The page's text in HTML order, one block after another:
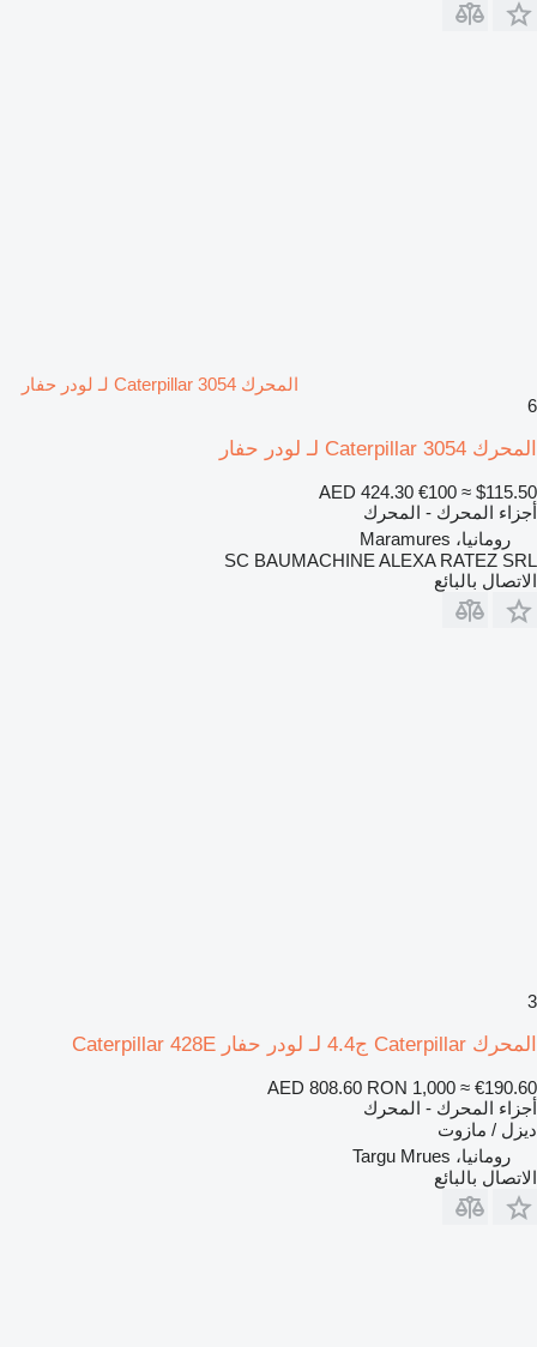
المحرك Caterpillar 3054 لـ لودر حفار
6
المحرك Caterpillar 3054 لـ لودر حفار
AED 424.30 €100 ≈ $115.50
أجزاء المحرك - المحرك
رومانيا، Maramures
SC BAUMACHINE ALEXA RATEZ SRL
الاتصال بالبائع
3
المحرك Caterpillar ج4.4 لـ لودر حفار Caterpillar 428E
AED 808.60 RON 1,000 ≈ €190.60
أجزاء المحرك - المحرك
ديزل / مازوت
رومانيا، Targu Mrues
الاتصال بالبائع